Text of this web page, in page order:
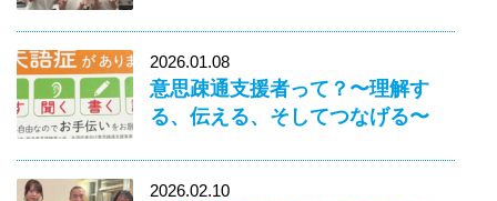
2026.01.08
意思疎通支援者って？〜理解す
る、伝える、そしてつなげる〜
2026.02.10